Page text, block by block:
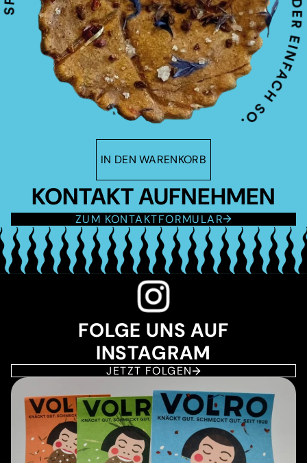
IN DEN WARENKORB
KONTAKT AUFNEHMEN
ZUM KONTAKTFORMULAR
FOLGE UNS AUF
INSTAGRAM
JETZT FOLGEN